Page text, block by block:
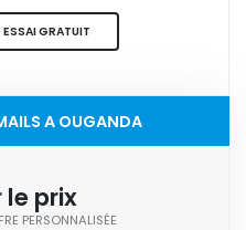
GRATUIT
A OUGANDA
le prix
PERSONNALISÉE